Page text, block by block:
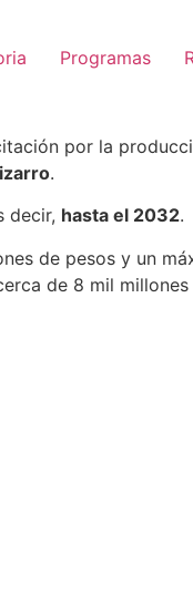
Programas
por la
.
decir, hasta el 2032.
de pesos y un
de 8 mil